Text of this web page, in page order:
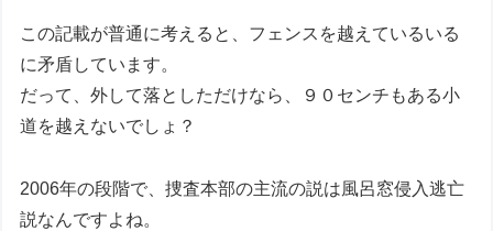
この記載が普通に考えると、フェンスを越えているいる
に矛盾しています。
だって、外して落としただけなら、９０センチもある小
道を越えないでしょ？
2006年の段階で、捜査本部の主流の説は風呂窓侵入逃亡
説なんですよね。